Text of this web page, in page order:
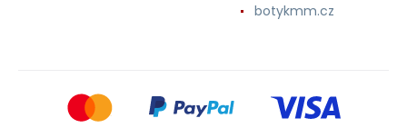
botykmm.cz